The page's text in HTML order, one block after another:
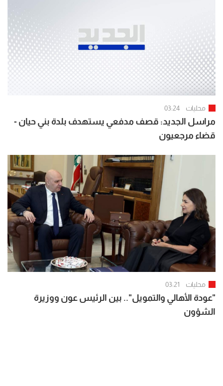
محليات 03:24
مراسل الجديد: قصف مدفعي يستهدف بلدة بني حيان -
قضاء مرجعيون
محليات 03:21
"عودة الأهالي والتمويل".. بين الرئيس عون ووزيرة
الشؤون